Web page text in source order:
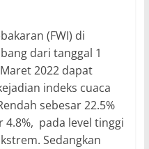
(FWI) di
dari tanggal 1
2022 dapat
indeks cuaca
sebesar 22.5%
4.8%, pada level tinggi
Sedangkan